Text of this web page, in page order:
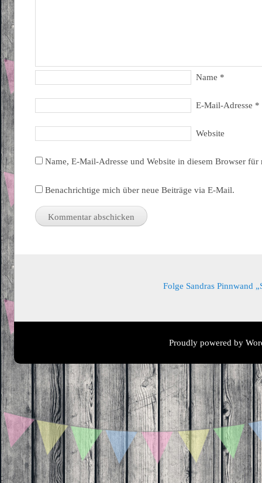
Name *
E-Mail-Adresse *
Website
Name, E-Mail-Adresse und Website in diesem Browser
Benachrichtige mich über neue Beiträge via E-Mail.
Folge Sandras Pinnwand
Proudly powered by